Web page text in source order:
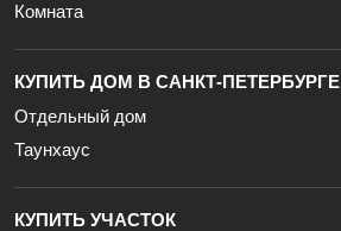
Комната
КУПИТЬ ДОМ В САНКТ-ПЕТЕРБУРГЕ
Отдельный дом
Таунхаус
КУПИТЬ УЧАСТОК